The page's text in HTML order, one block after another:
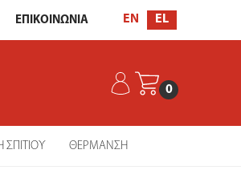
ΕΠΙΚΟΙΝΩΝΙΑ EN EL
0
ΣΠΙΤΙΟΥ ΘΕΡΜΑΝΣΗ